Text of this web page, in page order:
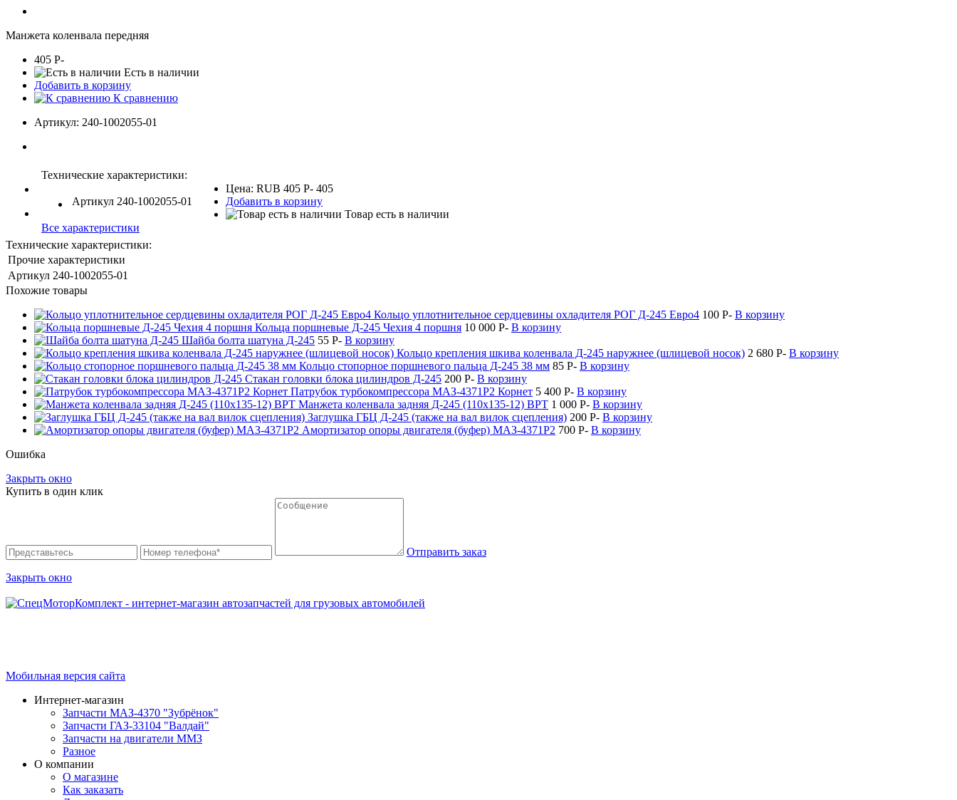
Манжета коленвала передняя
405 P-
Есть в наличии
Добавить в корзину
К сравнению
Артикул: 240-1002055-01
Технические характеристики:
Артикул 240-1002055-01
Все характеристики
Цена: RUB 405 P- 405
Добавить в корзину
Товар есть в наличии
Технические характеристики:
Прочие характеристики
Артикул 240-1002055-01
Похожие товары
Кольцо уплотнительное сердцевины охладителя РОГ Д-245 Евро4 100 P- В корзину
Кольца поршневые Д-245 Чехия 4 поршня 10 000 P- В корзину
Шайба болта шатуна Д-245 55 P- В корзину
Кольцо крепления шкива коленвала Д-245 наружнее (шлицевой носок) 2 680 P- В корзину
Кольцо стопорное поршневого пальца Д-245 38 мм 85 P- В корзину
Стакан головки блока цилиндров Д-245 200 P- В корзину
Патрубок турбокомпрессора МАЗ-4371Р2 Корнет 5 400 P- В корзину
Манжета коленвала задняя Д-245 (110х135-12) ВРТ 1 000 P- В корзину
Заглушка ГБЦ Д-245 (также на вал вилок сцепления) 200 P- В корзину
Амортизатор опоры двигателя (буфер) МАЗ-4371Р2 700 P- В корзину
Ошибка
Закрыть окно
Купить в один клик
Отправить заказ
Закрыть окно
Мобильная версия сайта
Интернет-магазин
Запчасти МАЗ-4370 "Зубрёнок"
Запчасти ГАЗ-33104 "Валдай"
Запчасти на двигатели ММЗ
Разное
О компании
О магазине
Как заказать